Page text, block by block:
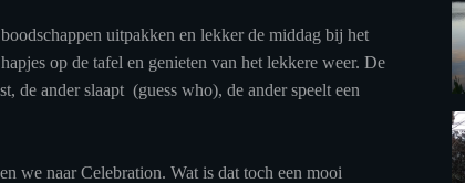
uitpakken en lekker de middag bij het
op de tafel en genieten van het lekkere weer. De
de ander slaapt (guess who), de ander speelt een
we naar Celebration. Wat is dat toch een mooi